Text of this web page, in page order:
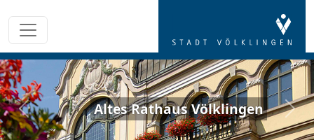
Altes Rathaus Völklingen
zurück